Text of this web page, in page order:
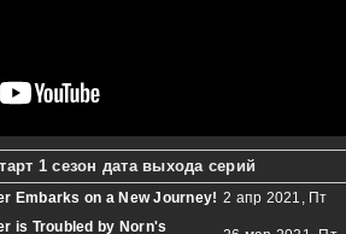
1 сезон дата выхода серий
Embarks on a New Journey! 2 апр 2021, Пт
is Troubled by Norn's